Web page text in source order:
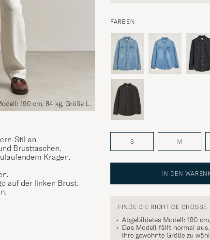
190 cm, 84 kg, Größe L.
FARBEN
S M
IN DEN
FINDE DIE RICHTIGE GRÖSSE
Abgebildetes Modell: 190
Das Modell fällt normal
Ihre gewohnte Größe zu
Stil an
Brusttaschen.
Kragen.
auf der linken Brust.